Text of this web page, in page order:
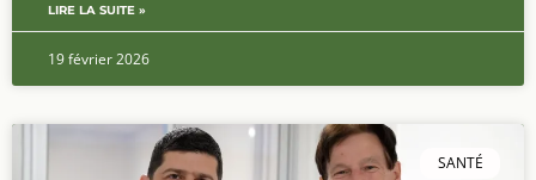
LIRE LA SUITE »
19 février 2026
SANTÉ